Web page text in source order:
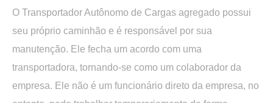
O Transportador Autônomo de Cargas agregado possui
seu próprio caminhão e é responsável por sua
manutenção. Ele fecha um acordo com uma
transportadora, tornando-se como um colaborador da
empresa. Ele não é um funcionário direto da empresa, no